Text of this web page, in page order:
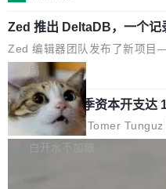
个小型数据库，应用天然按分
库的竞争和爆炸半径问题在设
了。 闲置的 cell 会休眠到几乎
l 迁移或唤醒时，新宿主从 S3
库继续执行。存储库是持久化
高价的三星折叠（三星Galaxy
Fold8 / Z Flip8）外，其余要么
例如iQOO Z11i、REDMI Note
te 17 Pro、OPPO K15，要么
样的次旗舰。 Galaxy Z Fold8
Z Flip8三款折叠屏新机均在7月
部搭载骁龙8 Elite Gen5 for
Zed 推出 DeltaDB，一个
之间所有操作的版本控制系统
Zed 编辑器团队发布了新项目
个在 git commit 之间记录每一
本控制系统。目前处于 Early
ltaDB 的核心思路直接写在
眼的位置：「Software is
mits」——软件是在 commit 之
局
SpaceXAI 单季资本开支达
根据风险投资人Tomer
析）披露的最新分析与第二季
白开水不加糖